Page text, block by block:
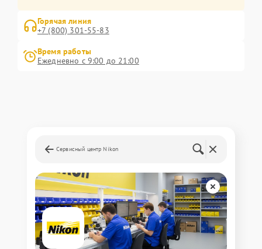
Горячая линия
+7 (800) 301-55-83
Время работы
Ежедневно с 9:00 до 21:00
Сервисный центр Nikon